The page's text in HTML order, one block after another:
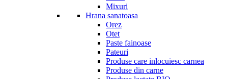
Mixuri
Hrana sanatoasa
Orez
Otet
Paste fainoase
Pateuri
Produse care inlocuiesc carnea
Produse din carne